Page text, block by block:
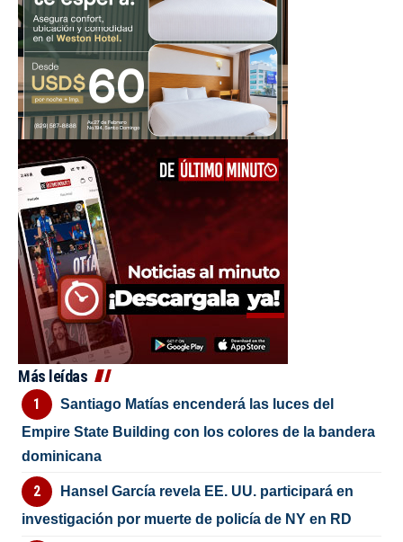
Más leídas
Santiago Matías encenderá las luces del
Empire State Building con los colores de la bandera
dominicana
Hansel García revela EE. UU. participará en
investigación por muerte de policía de NY en RD